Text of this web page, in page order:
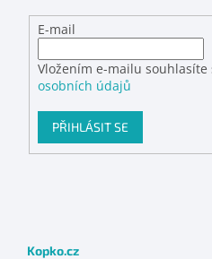
E-mail
Vložením e-mailu souhlasíte
osobních údajů
PŘIHLÁSIT SE
Kopko.cz